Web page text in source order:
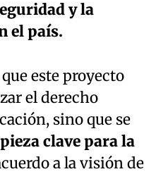
y la
el país.
este proyecto
el derecho
sino que se
clave para la
a la visión de